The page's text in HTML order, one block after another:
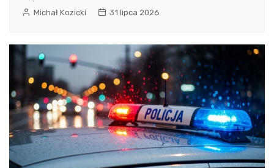
Michał Kozicki 31 lipca 2026